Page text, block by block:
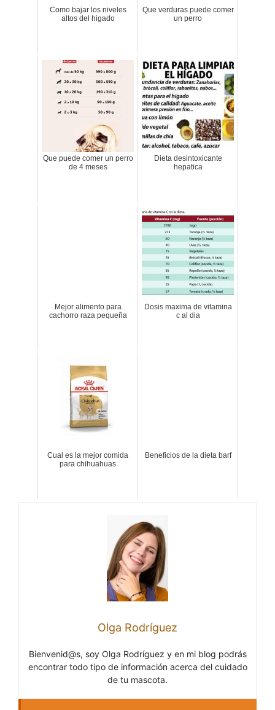
Como bajar los niveles
altos del higado
Que verduras puede comer
un perro
Que puede comer un perro
de 4 meses
Dieta desintoxicante
hepatica
Mejor alimento para
cachorro raza pequeña
Dosis maxima de vitamina
c al dia
Cual es la mejor comida
para chihuahuas
Beneficios de la dieta barf
Olga Rodríguez
Bienvenid@s, soy Olga Rodríguez y en mi blog podrás
encontrar todo tipo de información acerca del cuidado
de tu mascota.